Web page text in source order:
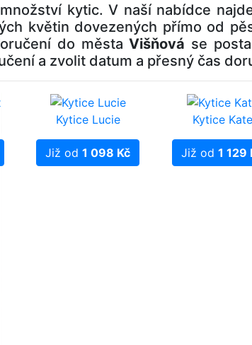
kytic. V naší nabídce
květin dovezených přímo od
do městaVišňová se
a zvolit datum a přesný čas
Kytice Lucie
Již od 1 098 Kč
Kytice Kate
Již od 1 129